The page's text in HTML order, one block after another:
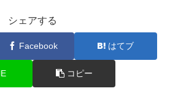
シェアする
Facebook はてブ
コピー